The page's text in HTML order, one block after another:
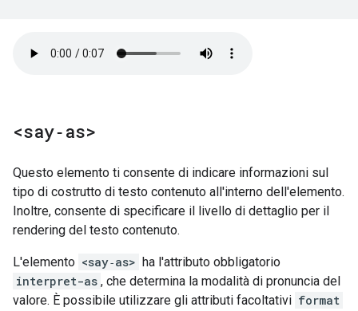
<say‑as>
Questo elemento ti consente di indicare informazioni sul
tipo di costrutto di testo contenuto all'interno dell'elemento.
Inoltre, consente di specificare il livello di dettaglio per il
rendering del testo contenuto.
L'elemento <say‑as> ha l'attributo obbligatorio
interpret-as , che determina la modalità di pronuncia del
valore. È possibile utilizzare gli attributi facoltativi format